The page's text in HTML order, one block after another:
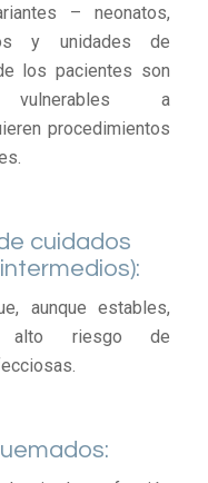
– neonatos,
y unidades de
los pacientes son
vulnerables a
procedimientos
cuidados
aunque estables,
alto riesgo de